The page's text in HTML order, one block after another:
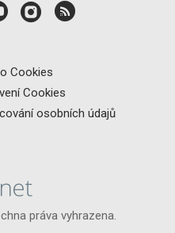
Cookies
Cookies
osobních údajů
práva vyhrazena.